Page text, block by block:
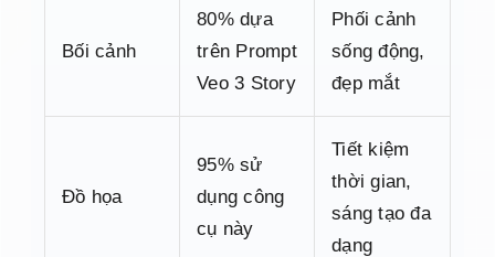
Bối cảnh
80% dựa
trên Prompt
Veo 3 Story
Phối cảnh
sống động,
đẹp mắt
Đồ họa
95% sử
dụng công
cụ này
Tiết kiệm
thời gian,
sáng tạo đa
dạng